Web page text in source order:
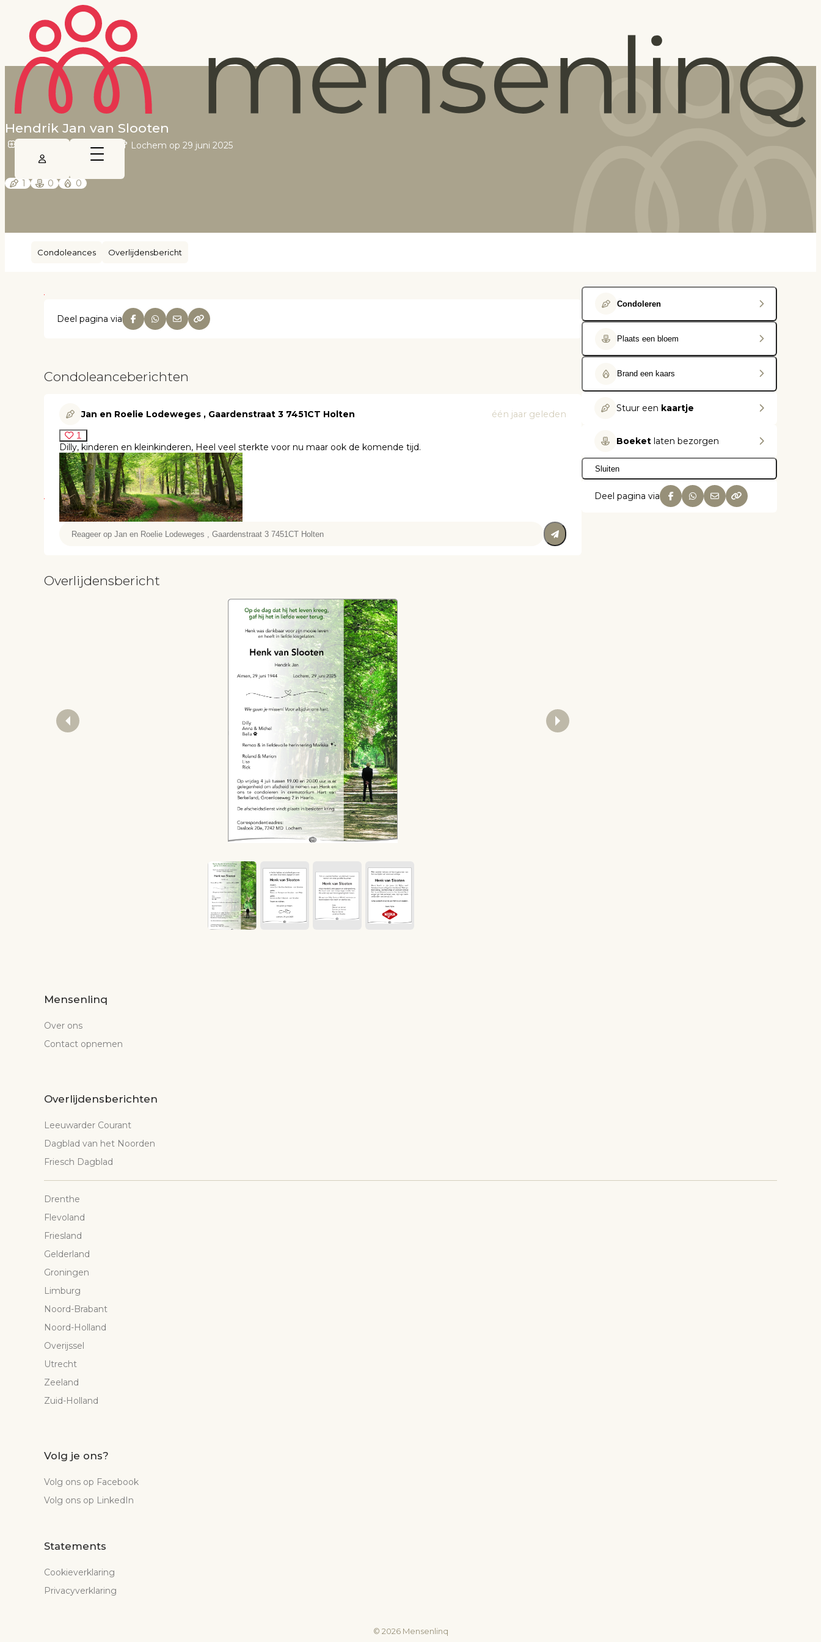
Hendrik Jan van Slooten
Almen op 29 juni 1944 Lochem op 29 juni 2025
1 0 0
Condoleances Overlijdensbericht
Deel pagina via
Condoleanceberichten
Jan en Roelie Lodeweges , Gaardenstraat 3 7451CT Holten één jaar geleden
1
Dilly, kinderen en kleinkinderen, Heel veel sterkte voor nu maar ook de komende tijd.
Overlijdensbericht
Condoleren
Plaats een bloem
Brand een kaars
Stuur een kaartje
Boeket laten bezorgen
Sluiten
Deel pagina via
Mensenlinq
Over ons
Contact opnemen
Overlijdensberichten
Leeuwarder Courant
Dagblad van het Noorden
Friesch Dagblad
Drenthe
Flevoland
Friesland
Gelderland
Groningen
Limburg
Noord-Brabant
Noord-Holland
Overijssel
Utrecht
Zeeland
Zuid-Holland
Volg je ons?
Volg ons op Facebook
Volg ons op LinkedIn
Statements
Cookieverklaring
Privacyverklaring
© 2026Mensenlinq